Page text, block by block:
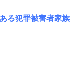
る犯罪被害者家族